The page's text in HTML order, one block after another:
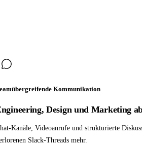
Kommunikation
Design und Marketing
Kanäle, Videoanrufe und strukturierte
Slack-Threads mehr.